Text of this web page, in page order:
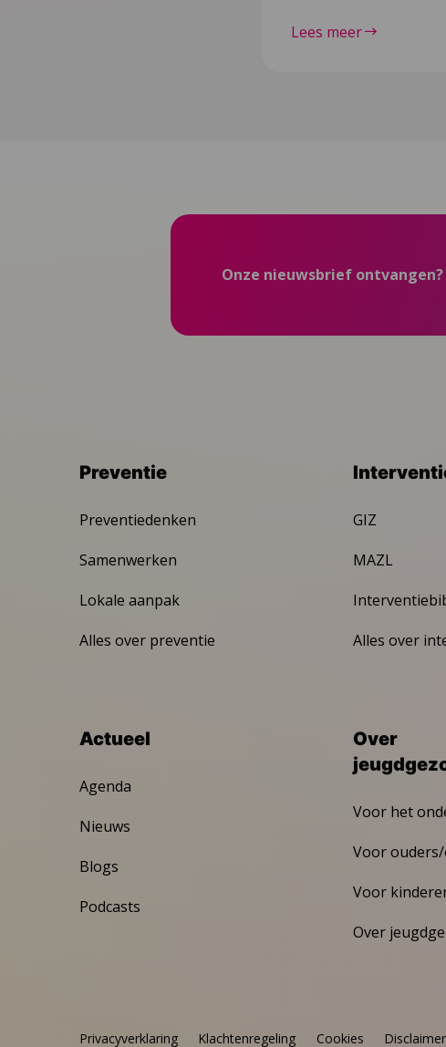
Lees meer
Onze nieuwsbrief ontvangen?
Preventie
Preventiedenken
Samenwerken
Lokale aanpak
Alles over preventie
GIZ
MAZL
Alles over
Actueel
Agenda
Nieuws
Blogs
Podcasts
Over
Voor het
Voor
Voor
Over
Privacyverklaring Klachtenregeling Cookies Disclaimer